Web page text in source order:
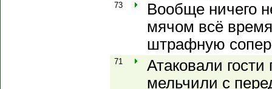
73
Вообще ничего
мячом всё
штрафную
71
Атаковали
мельчили с